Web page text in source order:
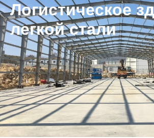
Логистическое
легкой стали